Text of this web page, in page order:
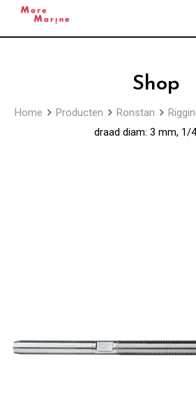
Shop
Home Producten Ronstan
draad diam: 3 mm, 1/